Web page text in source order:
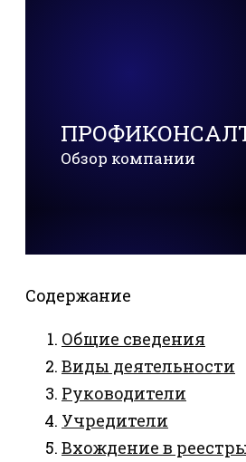
Обзор компании
Содержание
Общие сведения
Виды деятельности
Руководители
Учредители
Вхождение в